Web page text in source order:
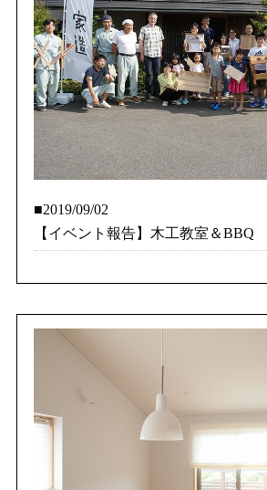
■2019/09/02
【イベント報告】木工教室＆BBQ